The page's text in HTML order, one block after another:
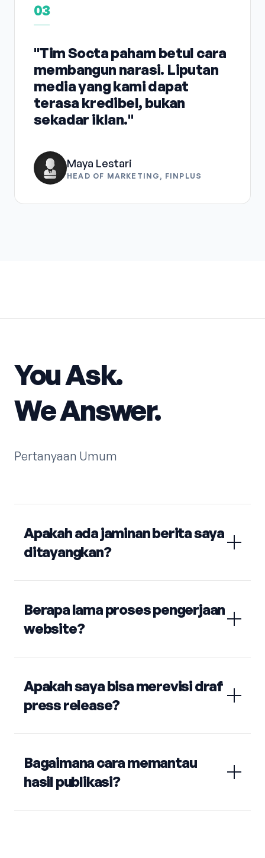
03
"Tim Socta paham betul cara
membangun narasi. Liputan
media yang kami dapat
terasa kredibel, bukan
sekadar iklan."
Maya Lestari
HEAD OF MARKETING, FINPLUS
You Ask.
We Answer.
Pertanyaan Umum
Apakah ada jaminan berita saya
ditayangkan?
Berapa lama proses pengerjaan
website?
Apakah saya bisa merevisi draf
press release?
Bagaimana cara memantau
hasil publikasi?